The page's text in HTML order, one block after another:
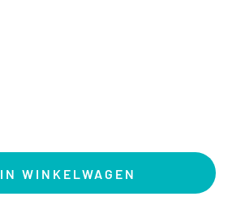
IN WINKELWAGEN